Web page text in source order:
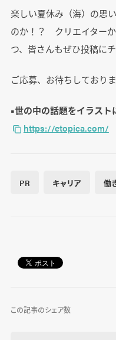
楽しい夏休み（海）の思
のか！？ クリエイター
つ、皆さんもぜひ投稿に
ご応募、お待ちしており
■世の中の話題をイラスト
https://etopica.com/
PR キャリア 働
この記事のシェア数